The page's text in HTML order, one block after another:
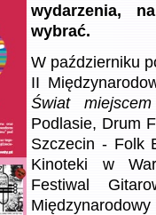
wydarzenia,
wybrać.
W październiku
II
Świat
Podlasie, Drum
Szczecin - Folk
Kinoteki w
Festiwal